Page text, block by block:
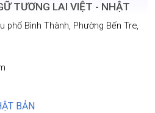
TƯƠNG LAI VIỆT - NHẬT
phố Bình Thành, Phường Bến Tre,
BẢN